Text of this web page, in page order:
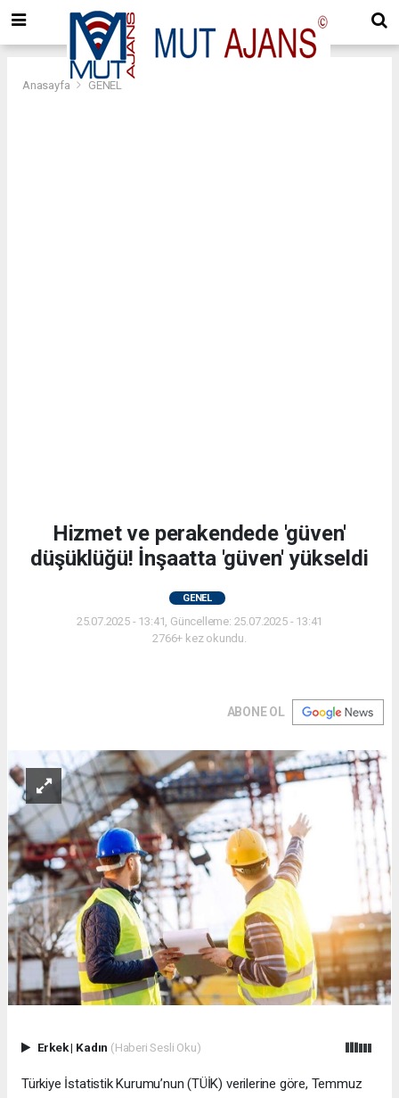
Anasayfa GENEL
Hizmet ve perakendede 'güven'
düşüklüğü! İnşaatta 'güven' yükseldi
GENEL
25.07.2025 - 13:41, Güncelleme: 25.07.2025 - 13:41
2766+ kez okundu.
ABONE OL
Erkek| Kadın (Haberi Sesli Oku)
Türkiye İstatistik Kurumu’nun (TÜİK) verilerine göre, Temmuz